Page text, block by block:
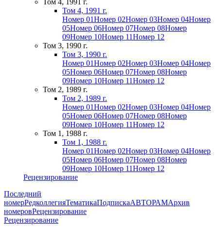
Том 4, 1991 г.
Том 4, 1991 г.
Номер 01Номер 02Номер 03Номер 04Номер
05Номер 06Номер 07Номер 08Номер
09Номер 10Номер 11Номер 12
Том 3, 1990 г.
Том 3, 1990 г.
Номер 01Номер 02Номер 03Номер 04Номер
05Номер 06Номер 07Номер 08Номер
09Номер 10Номер 11Номер 12
Том 2, 1989 г.
Том 2, 1989 г.
Номер 01Номер 02Номер 03Номер 04Номер
05Номер 06Номер 07Номер 08Номер
09Номер 10Номер 11Номер 12
Том 1, 1988 г.
Том 1, 1988 г.
Номер 01Номер 02Номер 03Номер 04Номер
05Номер 06Номер 07Номер 08Номер
09Номер 10Номер 11Номер 12
Рецензирование
Последний
номерРедколлегияТематикаПодпискаАВТОРАМАрхив
номеровРецензирование
Рецензирование